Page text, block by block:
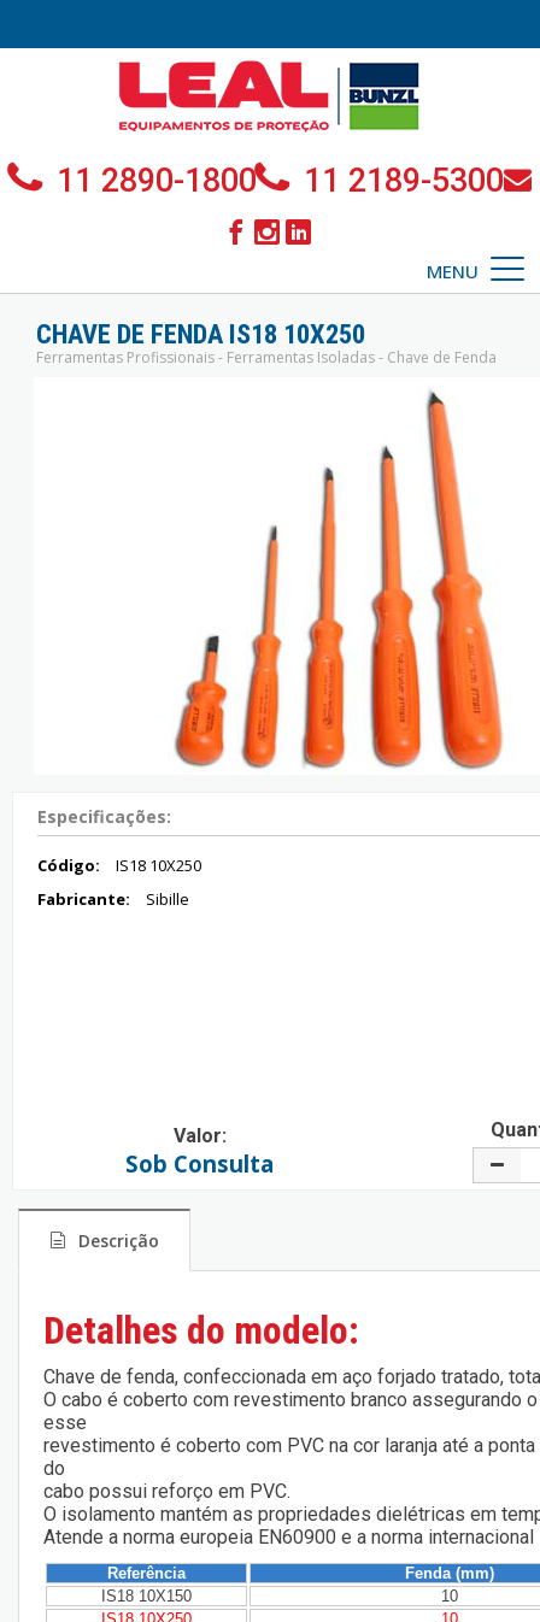
11 2890-1800 11 2189-5300
MENU
CHAVE DE FENDA IS18 10X250
Ferramentas Profissionais - Ferramentas Isoladas - Chave de Fenda
Especificações:
Código:
IS18 10X250
Fabricante:
Sibille
Valor:
Sob Consulta
Descrição
Detalhes do modelo:
Chave de fenda, confeccionada em aço forjado tratado,
O cabo é coberto com revestimento branco assegurando
esse
revestimento é coberto com PVC na cor laranja até a
do
cabo possui reforço em PVC.
O isolamento mantém as propriedades dielétricas em
Atende a norma europeia EN60900 e a norma internacional
Referência
Fenda (mm)
IS18 10X150
10